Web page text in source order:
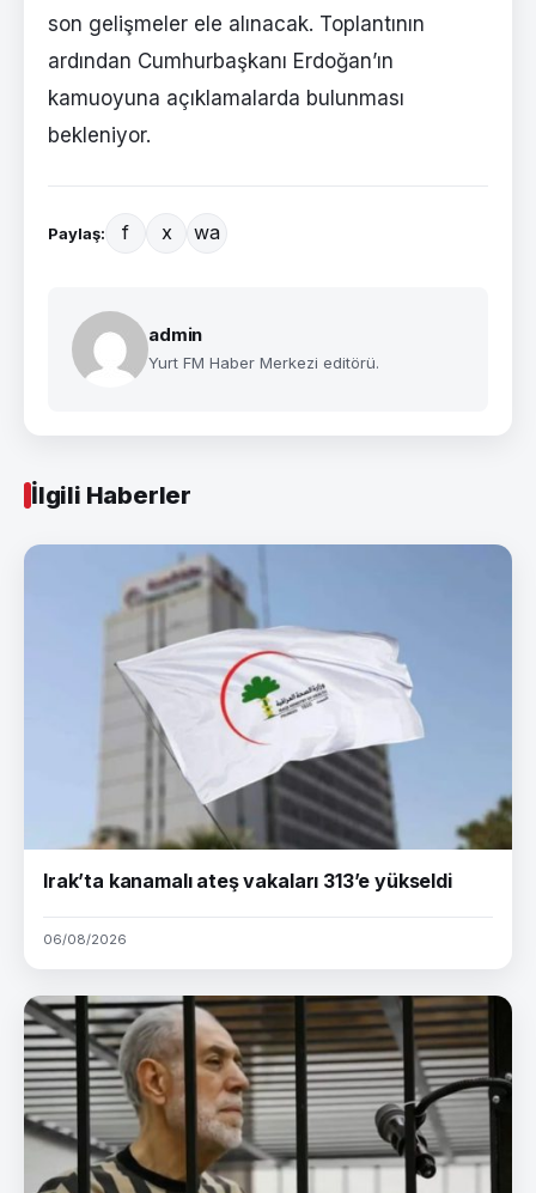
son gelişmeler ele alınacak. Toplantının
ardından Cumhurbaşkanı Erdoğan’ın
kamuoyuna açıklamalarda bulunması
bekleniyor.
Paylaş: f x wa
admin
Yurt FM Haber Merkezi editörü.
İlgili Haberler
Irak’ta kanamalı ateş vakaları 313’e yükseldi
06/08/2026